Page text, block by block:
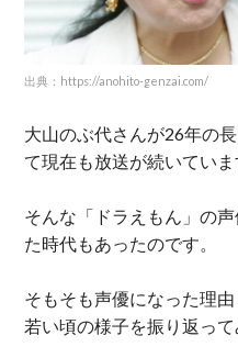
出典：https://anohito-genzai.com/
大山のぶ代さんが26年の
て現在も放送が続いていま
そんな「ドラえもん」の
た時代もあったのです。
そもそも声優になった理
若い頃の様子を振り返って